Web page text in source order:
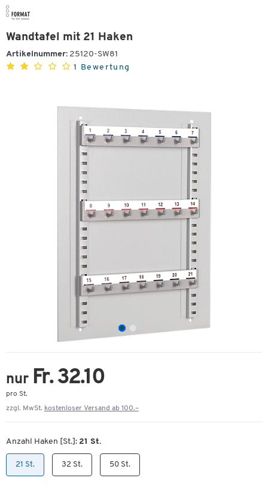
Wandtafel mit 21 Haken
Artikelnummer: 25120-SW81
1 Bewertung
nur Fr. 32.10
pro St.
zzgl. MwSt. kostenloser Versand ab 100.–
Anzahl Haken [St.]: 21 St.
21 St. 32 St. 50 St.